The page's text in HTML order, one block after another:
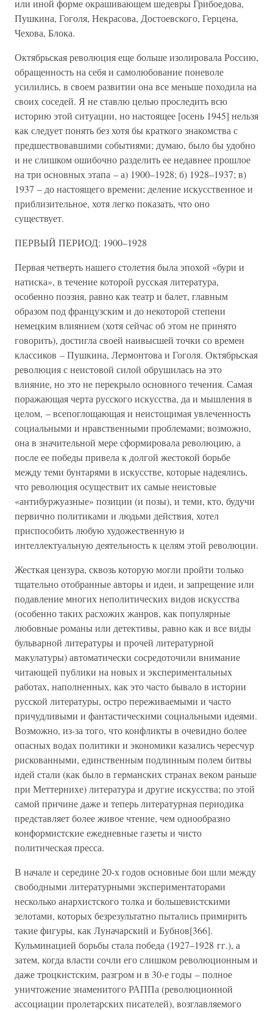
или иной форме окрашивающем шедевры Грибоедова,
Пушкина, Гоголя, Некрасова, Достоевского, Герцена,
Чехова, Блока.
Октябрьская революция еще больше изолировала Россию,
обращенность на себя и самолюбование поневоле
усилились, в своем развитии она все меньше походила на
своих соседей. Я не ставлю целью проследить всю
историю этой ситуации, но настоящее [осень 1945] нельзя
как следует понять без хотя бы краткого знакомства с
предшествовавшими событиями; думаю, было бы удобно
и не слишком ошибочно разделить ее недавнее прошлое
на три основных этапа – а) 1900–1928; б) 1928–1937; в)
1937 – до настоящего времени; деление искусственное и
приблизительное, хотя легко показать, что оно
существует.
ПЕРВЫЙ ПЕРИОД: 1900–1928
Первая четверть нашего столетия была эпохой «бури и
натиска», в течение которой русская литература,
особенно поэзия, равно как театр и балет, главным
образом под французским и до некоторой степени
немецким влиянием (хотя сейчас об этом не принято
говорить), достигла своей наивысшей точки со времен
классиков – Пушкина, Лермонтова и Гоголя. Октябрьская
революция с неистовой силой обрушилась на это
влияние, но это не перекрыло основного течения. Самая
поражающая черта русского искусства, да и мышления в
целом, – всепоглощающая и неистощимая увлеченность
социальными и нравственными проблемами; возможно,
она в значительной мере сформировала революцию, а
после ее победы привела к долгой жестокой борьбе
между теми бунтарями в искусстве, которые надеялись,
что революция осуществит их самые неистовые
«антибуржуазные» позиции (и позы), и теми, кто, будучи
первично политиками и людьми действия, хотел
приспособить любую художественную и
интеллектуальную деятельность к целям этой революции.
Жесткая цензура, сквозь которую могли пройти только
тщательно отобранные авторы и идеи, и запрещение или
подавление многих неполитических видов искусства
(особенно таких расхожих жанров, как популярные
любовные романы или детективы, равно как и все виды
бульварной литературы и прочей литературной
макулатуры) автоматически сосредоточили внимание
читающей публики на новых и экспериментальных
работах, наполненных, как это часто бывало в истории
русской литературы, остро переживаемыми и часто
причудливыми и фантастическими социальными идеями.
Возможно, из-за того, что конфликты в очевидно более
опасных водах политики и экономики казались чересчур
рискованными, единственным подлинным полем битвы
идей стали (как было в германских странах веком раньше
при Меттернихе) литература и другие искусства; по этой
самой причине даже и теперь литературная периодика
представляет более живое чтение, чем однообразно
конформистские ежедневные газеты и чисто
политическая пресса.
В начале и середине 20-х годов основные бои шли между
свободными литературными экспериментаторами
несколько анархистского толка и большевистскими
зелотами, которых безрезультатно пытались примирить
такие фигуры, как Луначарский и Бубнов[366].
Кульминацией борьбы стала победа (1927–1928 гг.), а
затем, когда власти сочли его слишком революционным и
даже троцкистским, разгром и в 30-е годы – полное
уничтожение знаменитого РАППа (революционной
ассоциации пролетарских писателей), возглавляемого